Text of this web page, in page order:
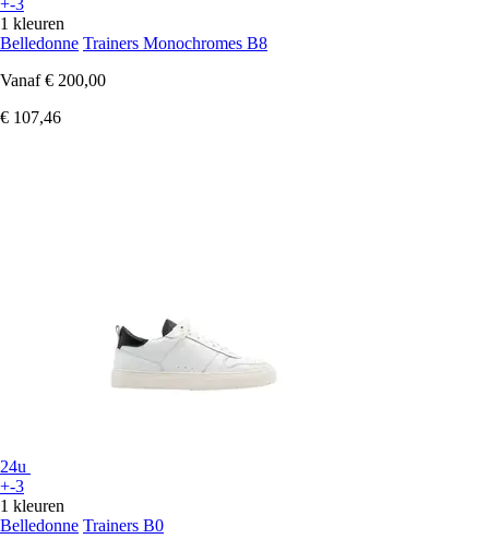
+-3
1 kleuren
Belledonne Trainers Monochromes B8
Vanaf € 200,00
€ 107,46
24u
+-3
1 kleuren
Belledonne Trainers B0